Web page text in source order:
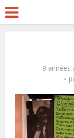
8 années